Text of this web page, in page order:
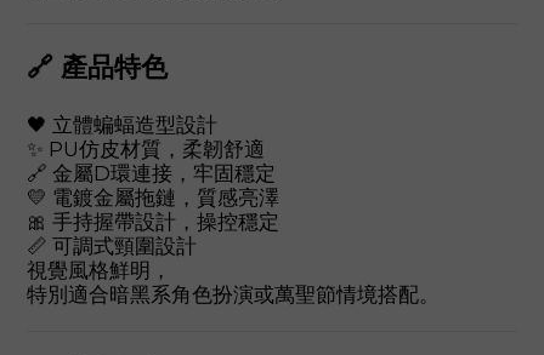
🔗 產品特色
🖤 立體蝙蝠造型設計
✨ PU仿皮材質，柔韌舒適
🔗 金屬D環連接，牢固穩定
💛 電鍍金屬拖鏈，質感亮澤
🎀 手持握帶設計，操控穩定
📏 可調式頸圍設計
視覺風格鮮明，
特別適合暗黑系角色扮演或萬聖節情境搭配。